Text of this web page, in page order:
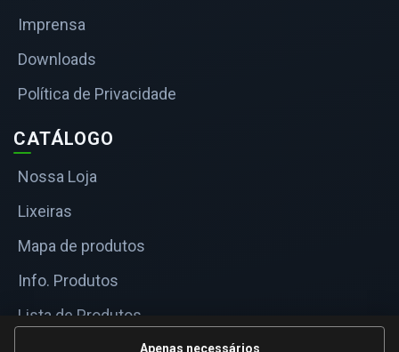
Imprensa
Downloads
Política de Privacidade
CATÁLOGO
Nossa Loja
Lixeiras
Mapa de produtos
Info. Produtos
Lista de Produtos
Apenas necessários